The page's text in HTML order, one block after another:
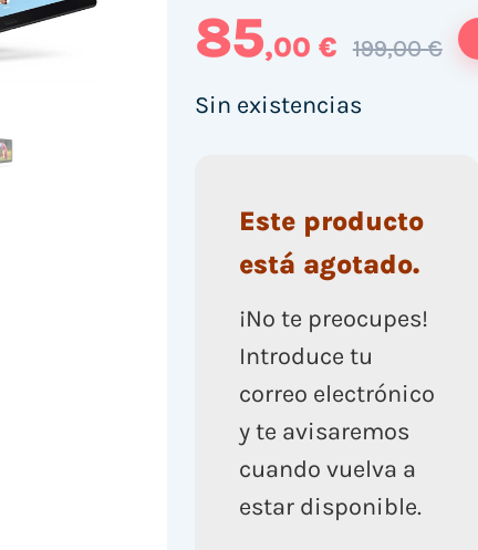
85,00 € 199,00 €
Sin existencias
Este producto
está agotado.
¡No te preocupes!
Introduce tu
correo electrónico
y te avisaremos
cuando vuelva a
estar disponible.